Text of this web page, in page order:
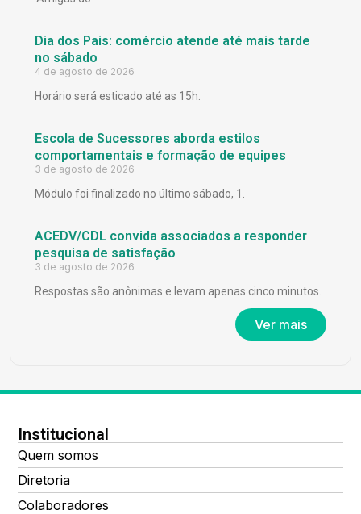
Dia dos Pais: comércio atende até mais tarde
no sábado
4 de agosto de 2026
Horário será esticado até as 15h.
Escola de Sucessores aborda estilos
comportamentais e formação de equipes
3 de agosto de 2026
Módulo foi finalizado no último sábado, 1.
ACEDV/CDL convida associados a responder
pesquisa de satisfação
3 de agosto de 2026
Respostas são anônimas e levam apenas cinco minutos.
Ver mais
Institucional
Quem somos
Diretoria
Colaboradores